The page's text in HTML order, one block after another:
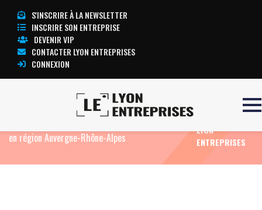
S'INSCRIRE À LA NEWSLETTER
INSCRIRE SON ENTREPRISE
DEVENIR VIP
CONTACTER LYON ENTREPRISES
CONNEXION
We Invest poursuit son
en région Auvergne-Rhône-Alpes
LYON
ENTREPRISES